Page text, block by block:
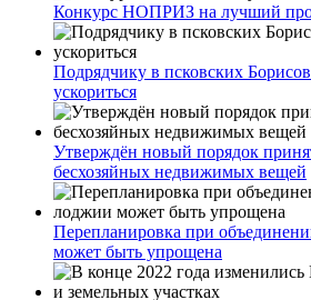
Конкурс НОПРИЗ на лучший
Подрядчику в псковских
ускориться
Утверждён новый порядок
бесхозяйных недвижимых вещей
Перепланировка при
может быть упрощена